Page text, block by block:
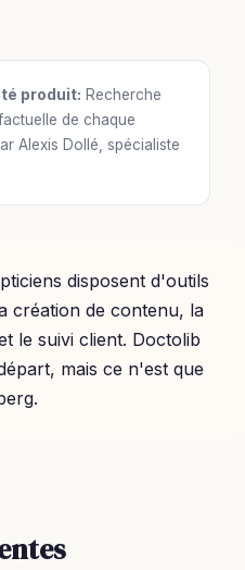
produit: Recherche
de chaque
Alexis Dollé, spécialiste
disposent d'outils
création de contenu, la
le suivi client. Doctolib
mais ce n'est que